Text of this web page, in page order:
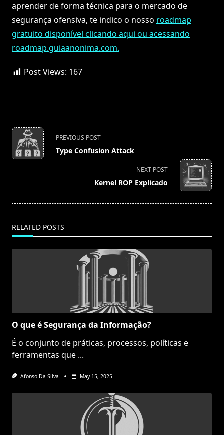
aprender de forma técnica para o mercado de
segurança ofensiva, te indico o nosso roadmap
gratuito disponível clicando aqui ou acessando
roadmap.guiaanonima.com.
Post Views: 167
<span
class="nav-
subtitle
PREVIOUS POST
Type Confusion Attack
NEXT POST
Kernel ROP Explicado
RELATED POSTS
O que é Segurança da Informação?
É o conjunto de práticas, processos, políticas e
ferramentas que ...
Afonso Da Silva May 15, 2025